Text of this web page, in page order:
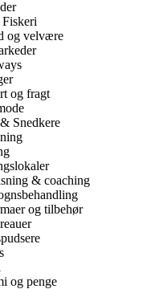
og velvære
og fragt
Snedkere
& coaching
og tilbehør
og penge